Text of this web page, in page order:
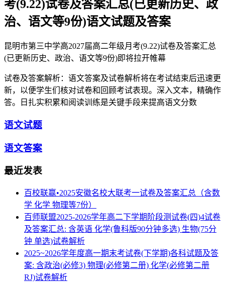
考(9.22)试卷及答案汇总(已更新历史、政
治、语文等9份)语文试题及答案
昆明市第三中学高2027届高二年级月考(9.22)试卷及答案汇总
(已更新历史、政治、语文等9份)即将拉开帷幕
试卷及答案解析：语文答案及试卷解析将在考试结束后迅速更
新，以便学生们核对试卷和回顾考试表现。深入文本，精确作
答。日扎实积累和阅读训练是关键手段来提高语文分数
语文试题
语文答案
最近发表
百校联赢•2025安徽名校大联考一试卷及答案汇总（含数
学 化学 物理等7份）
百师联盟2025-2026学年高二下学期阶段测试卷(四)4试卷
及答案汇总: 含英语 化学(鲁科版90分钟多选) 生物(75分
钟 单选)试卷解析
2025~2026学年度高一期末考试卷(下学期)各科试题及答
案: 含政治(必修3) 物理(必修第二册) 化学(必修第二册
RJ)试卷解析